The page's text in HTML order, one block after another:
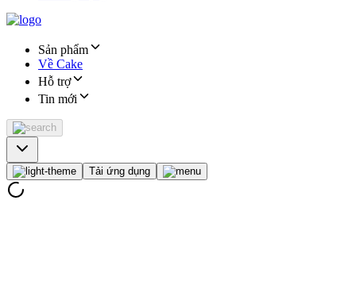
Sản phẩm
Về Cake
Hỗ trợ
Tin mới
Tải ứng dụng